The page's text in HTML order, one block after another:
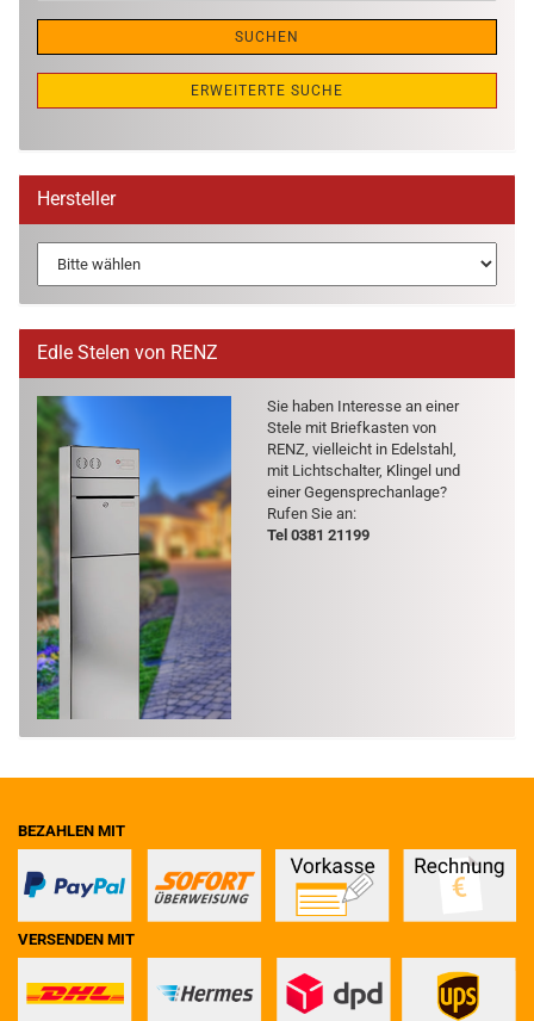
SUCHEN
ERWEITERTE SUCHE
Hersteller
Edle Stelen von RENZ
Sie haben In­ter­es­se an einer
Stele mit Brief­kas­ten von
RENZ, viel­leicht in Edel­stahl,
mit Licht­schal­ter, Klin­gel und
einer Ge­gen­sprech­an­la­ge?
Rufen Sie an:
Tel 0381 21199
BEZAHLEN MIT
VERSENDEN MIT